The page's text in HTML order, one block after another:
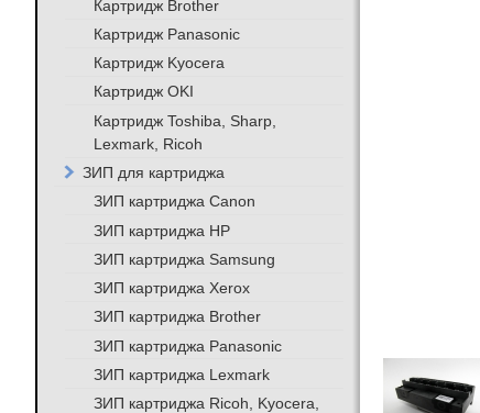
Картридж Brother
Картридж Panasonic
Картридж Kyocera
Картридж OKI
Картридж Toshiba, Sharp,
Lexmark, Ricoh
ЗИП для картриджа
ЗИП картриджа Canon
ЗИП картриджа HP
ЗИП картриджа Samsung
ЗИП картриджа Xerox
ЗИП картриджа Brother
ЗИП картриджа Panasonic
ЗИП картриджа Lexmark
ЗИП картриджа Ricoh, Kyocera,